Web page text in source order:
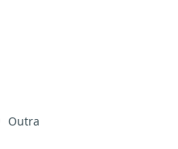
Outra